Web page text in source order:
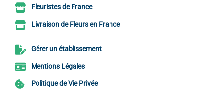
Fleuristes de France
Livraison de Fleurs en France
Gérer un établissement
Mentions Légales
Politique de Vie Privée